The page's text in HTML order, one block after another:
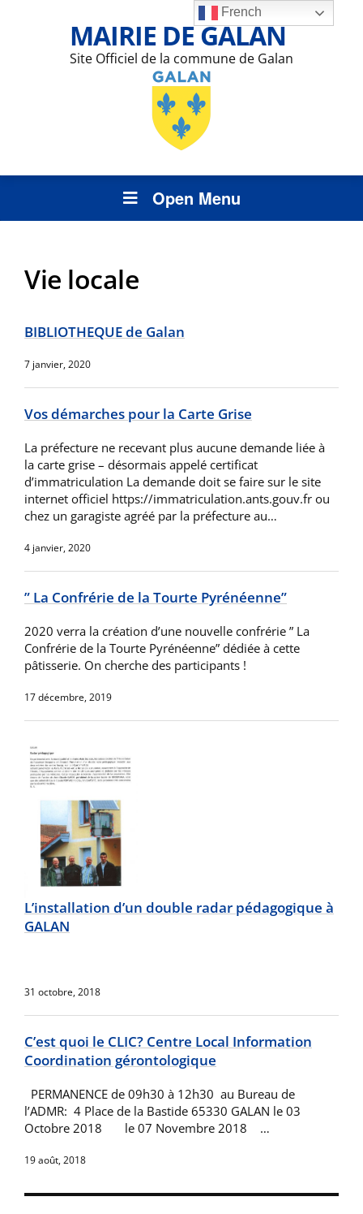
MAIRIE DE GALAN
Site Officiel de la commune de Galan
Open Menu
Vie locale
BIBLIOTHEQUE de Galan
7 janvier, 2020
Vos démarches pour la Carte Grise
La préfecture ne recevant plus aucune demande liée à
la carte grise – désormais appelé certificat
d’immatriculation La demande doit se faire sur le site
internet officiel https://immatriculation.ants.gouv.fr ou
chez un garagiste agréé par la préfecture au…
4 janvier, 2020
” La Confrérie de la Tourte Pyrénéenne”
2020 verra la création d’une nouvelle confrérie ” La
Confrérie de la Tourte Pyrénéenne” dédiée à cette
pâtisserie. On cherche des participants !
17 décembre, 2019
L’installation d’un double radar pédagogique à
GALAN
31 octobre, 2018
C’est quoi le CLIC? Centre Local Information
Coordination gérontologique
PERMANENCE de 09h30 à 12h30 au Bureau de
l’ADMR: 4 Place de la Bastide 65330 GALAN le 03
Octobre 2018 le 07 Novembre 2018 …
19 août, 2018
French